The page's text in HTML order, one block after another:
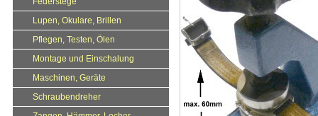
Lupen, Okulare, Brillen
Pflegen, Testen, Ölen
Montage und Einschalung
Maschinen, Geräte
Schraubendreher